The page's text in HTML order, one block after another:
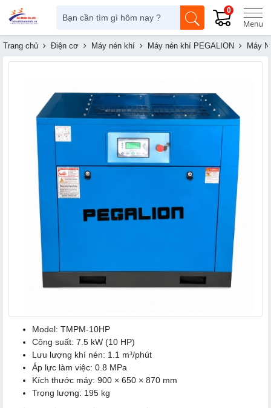
0
Trang chủ Điện cơ Máy nén khí Máy nén khí PEGALION Máy
Model: TMPM-10HP
Công suất: 7.5 kW (10 HP)
Lưu lượng khí nén: 1.1 m³/phút
Áp lực làm việc: 0.8 MPa
Kích thước máy: 900 × 650 × 870 mm
Trọng lượng: 195 kg